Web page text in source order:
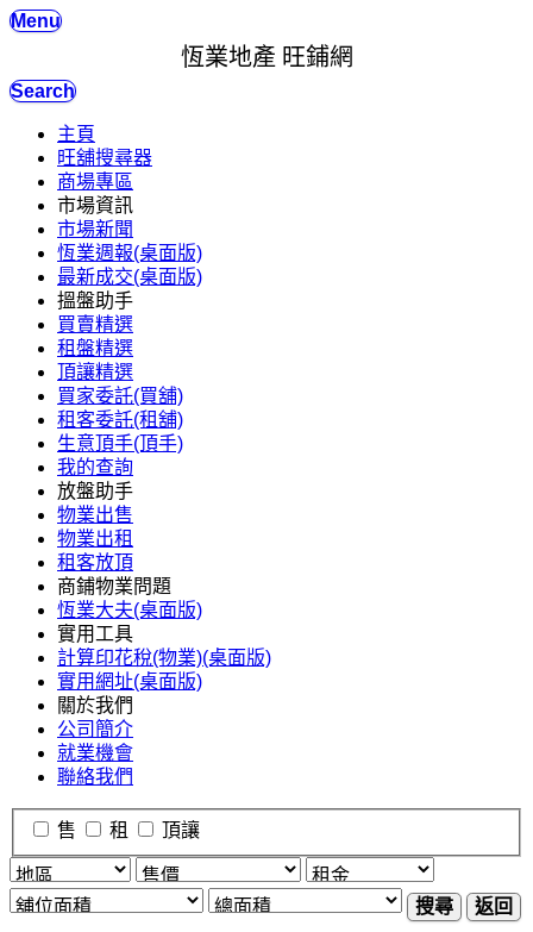
Menu
恆業地產 旺鋪網
Search
主頁
旺舖搜尋器
商場專區
市場資訊
市場新聞
恆業週報(桌面版)
最新成交(桌面版)
搵盤助手
買賣精選
租盤精選
頂讓精選
買家委託(買舖)
租客委託(租舖)
生意頂手(頂手)
我的查詢
放盤助手
物業出售
物業出租
租客放頂
商鋪物業問題
恆業大夫(桌面版)
實用工具
計算印花稅(物業)(桌面版)
實用網址(桌面版)
關於我們
公司簡介
就業機會
聯絡我們
售 租 頂讓
搜尋 返回